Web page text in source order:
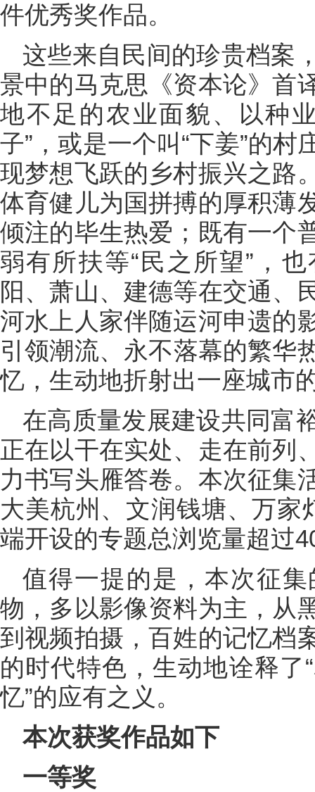
件优秀奖作品。
这些来自民间的珍贵档案
景中的马克思《资本论》首
地不足的农业面貌、以种
子”，或是一个叫“下姜”的
现梦想飞跃的乡村振兴之路
体育健儿为国拼搏的厚积薄
倾注的毕生热爱；既有一个
弱有所扶等“民之所望”，
阳、萧山、建德等在交通、
河水上人家伴随运河申遗的
引领潮流、永不落幕的繁
忆，生动地折射出一座城市
在高质量发展建设共同富
正在以干在实处、走在前列
力书写头雁答卷。本次征集
大美杭州、文润钱塘、万
端开设的专题总浏览量超过
值得一提的是，本次征
物，多以影像资料为主，从
到视频拍摄，百姓的记忆档
的时代特色，生动地诠释
忆”的应有之义。
本次获奖作品如下
一等奖